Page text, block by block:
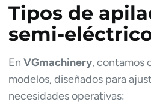
Tipos de
semi-
EnVGmachinery, contamos
modelos, diseñados para
necesidades operativas: